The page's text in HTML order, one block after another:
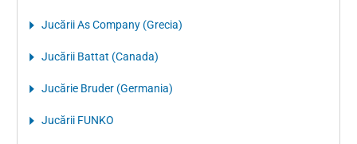
Jucării As Company (Grecia)
Jucării Battat (Canada)
Jucărie Bruder (Germania)
Jucării FUNKO